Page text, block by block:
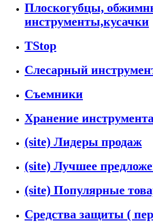
Плоскогубцы,
инструменты,кусачки
TStop
Слесарный
Съемники
Хранение инструмента
(site) Лидеры продаж
(site) Лучшее
(site) Популярные
Средства защиты (